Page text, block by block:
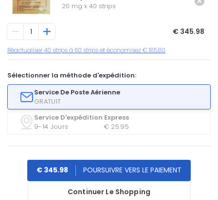
20 mg x 40 strips
€ 345.98
Réactualiser 40 strips à 60 strips et économisez € 185.80
Sélectionner la méthode d'expédition:
Service De Poste Aérienne
GRATUIT
Service D'expédition Express
9-14 Jours
€ 25.95
Continuer Le Shopping
€ 345.98